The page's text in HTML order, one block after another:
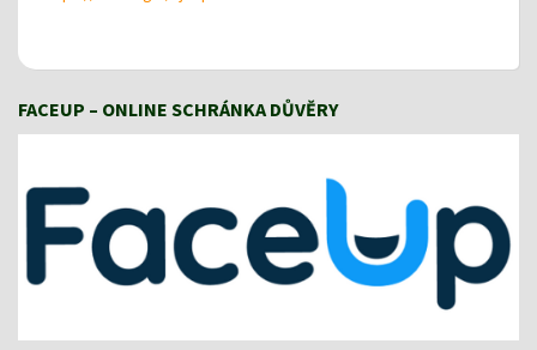
FACEUP – ONLINE SCHRÁNKA DŮVĚRY